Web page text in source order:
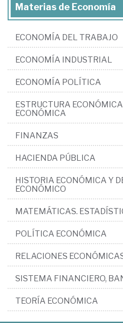
Materias de Economía
ECONOMÍA DEL TRABAJO
ECONOMÍA INDUSTRIAL
ECONOMÍA POLÍTICA
ESTRUCTURA
ECONÓMICA
FINANZAS
HACIENDA PÚBLICA
HISTORIA ECONÓMICA Y
ECONÓMICO
MATEMÁTICAS.
POLÍTICA ECONÓMICA
RELACIONES
SISTEMA FINANCIERO,
TEORÍA ECONÓMICA